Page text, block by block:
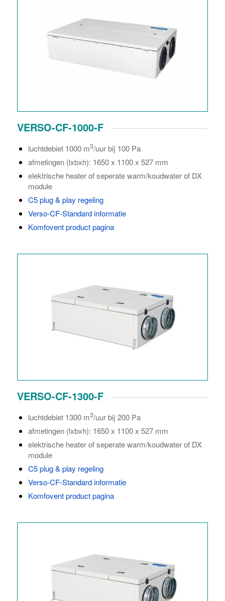
VERSO-CF-1000-F
luchtdebiet 1000 m3/uur bij 100 Pa
afmetingen (lxbxh): 1650 x 1100 x 527 mm
elektrische heater of seperate warm/koudwater of DX
module
C5 plug & play regeling
Verso-CF-Standard informatie
Komfovent product pagina
VERSO-CF-1300-F
luchtdebiet 1300 m3/uur bij 200 Pa
afmetingen (lxbxh): 1650 x 1100 x 527 mm
elektrische heater of seperate warm/koudwater of DX
module
C5 plug & play regeling
Verso-CF-Standard informatie
Komfovent product pagina